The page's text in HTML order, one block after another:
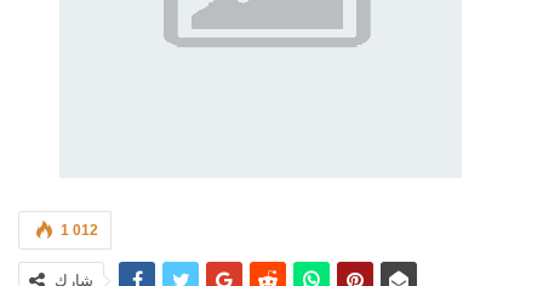
1 012
شارك